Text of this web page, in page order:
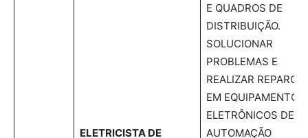
ELETRICISTA DE
E QUADROS DE
DISTRIBUIÇÃO.
SOLUCIONAR
PROBLEMAS E
REALIZAR REPAROS
EM EQUIPAMENTOS
ELETRÔNICOS DE
AUTOMAÇÃO